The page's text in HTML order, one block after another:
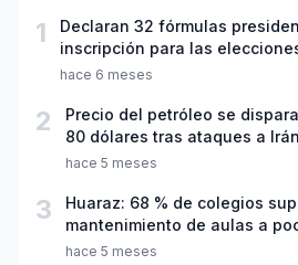
1
Declaran 32 fórmulas
inscripción para las
hace 6 meses
2
Precio del petróleo se
80 dólares tras ataques a Irán
hace 5 meses
3
Huaraz: 68 % de colegios
mantenimiento de aulas a
año escolar 2026
hace 5 meses